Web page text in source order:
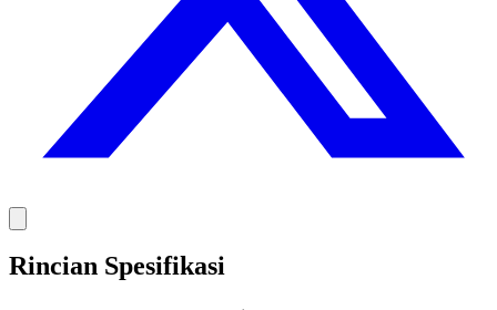
Rincian Spesifikasi